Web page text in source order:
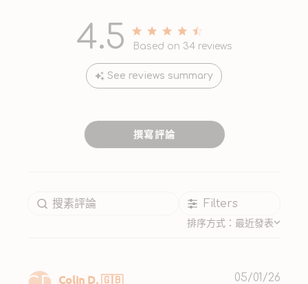
4.5
4.5 out of 5 stars 34 total
Based on 34 reviews
See reviews summary
撰寫評論
Filters
排序方式： 最近發表
Colin D. 🇬🇧 05/01/26